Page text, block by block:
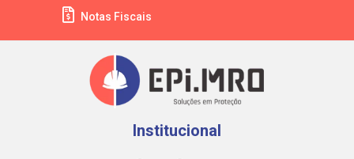
Notas Fiscais
Institucional